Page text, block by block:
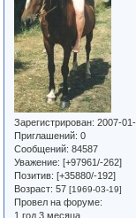
Зарегистрирован: 2007-
Приглашений: 0
Сообщений: 84587
Уважение: [+97961/-262]
Позитив: [+35880/-192]
Возраст: 57[1969-03-19]
Провел на форуме:
1 год 3 месяца